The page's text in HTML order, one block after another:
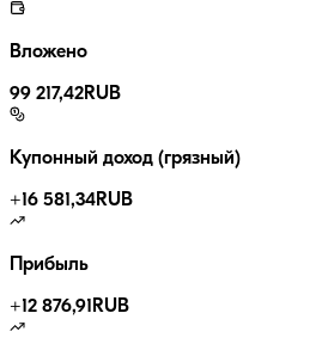
Вложено
99 217,42RUB
Купонный доход (грязный)
+16 581,34RUB
Прибыль
+12 876,91 RUB